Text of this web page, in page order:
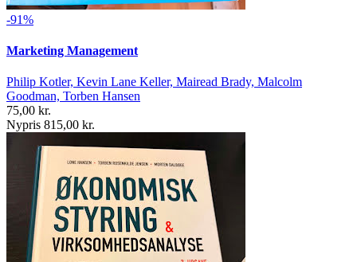
-91%
Marketing Management
Philip Kotler, Kevin Lane Keller, Mairead Brady, Malcolm
Goodman, Torben Hansen
75,00 kr.
Nypris 815,00 kr.